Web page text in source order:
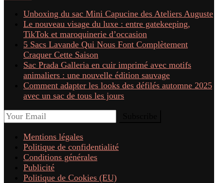
Unboxing du sac Mini Capucine des Ateliers Auguste
Le nouveau visage du luxe : entre gatekeeping,
TikTok et maroquinerie d’occasion
5 Sacs Lavande Qui Nous Font Complètement
Craquer Cette Saison
Sac Prada Galleria en cuir imprimé avec motifs
animaliers : une nouvelle édition sauvage
Comment adapter les looks des défilés automne 2025
avec un sac de tous les jours
Mentions légales
Politique de confidentialité
Conditions générales
Publicité
Politique de Cookies (EU)